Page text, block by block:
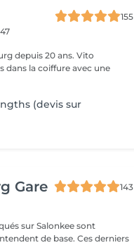
155
depuis 20 ans. Vito
dans la coiffure avec une
(devis sur
Gare
143
sur Salonkee sont
de base. Ces derniers